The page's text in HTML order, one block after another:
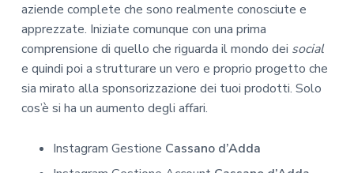
aziende complete che sono realmente conosciute e
apprezzate. Iniziate comunque con una prima
comprensione di quello che riguarda il mondo dei social
e quindi poi a strutturare un vero e proprio progetto che
sia mirato alla sponsorizzazione dei tuoi prodotti. Solo
cos’è si ha un aumento degli affari.
Instagram Gestione Cassano d’Adda